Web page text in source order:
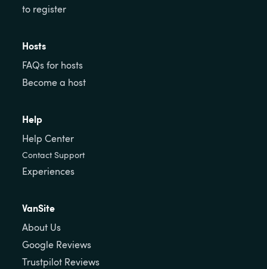
to register
Hosts
FAQs for hosts
Become a host
Help
Help Center
Contact Support
Experiences
VanSite
About Us
Google Reviews
Trustpilot Reviews